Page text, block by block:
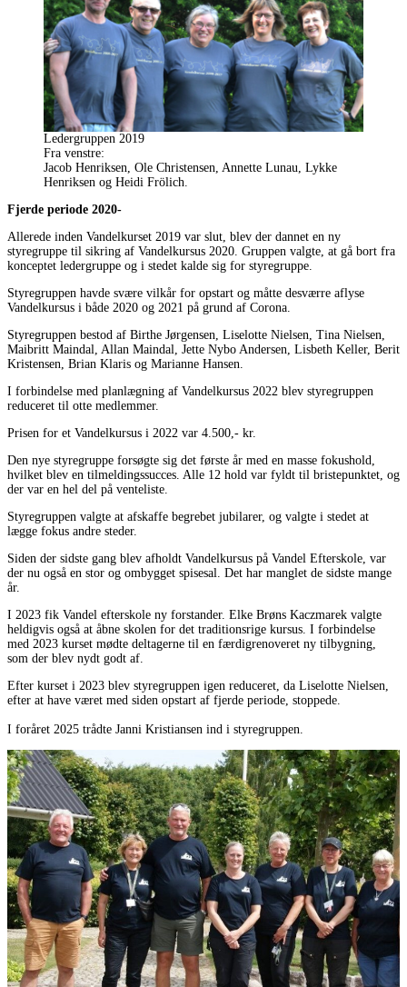
Ledergruppen 2019
Fra venstre:
Jacob Henriksen, Ole Christensen, Annette Lunau, Lykke
Henriksen og Heidi Frölich.
Fjerde periode 2020-
Allerede inden Vandelkurset 2019 var slut, blev der dannet en ny
styregruppe til sikring af Vandelkursus 2020. Gruppen valgte, at gå bort fra
konceptet ledergruppe og i stedet kalde sig for styregruppe.
Styregruppen havde svære vilkår for opstart og måtte desværre aflyse
Vandelkursus i både 2020 og 2021 på grund af Corona.
Styregruppen bestod af Birthe Jørgensen, Liselotte Nielsen, Tina Nielsen,
Maibritt Maindal, Allan Maindal, Jette Nybo Andersen, Lisbeth Keller, Berit
Kristensen, Brian Klaris og Marianne Hansen.
I forbindelse med planlægning af Vandelkursus 2022 blev styregruppen
reduceret til otte medlemmer.
Prisen for et Vandelkursus i 2022 var 4.500,- kr.
Den nye styregruppe forsøgte sig det første år med en masse fokushold,
hvilket blev en tilmeldingssucces. Alle 12 hold var fyldt til bristepunktet, og
der var en hel del på venteliste.
Styregruppen valgte at afskaffe begrebet jubilarer, og valgte i stedet at
lægge fokus andre steder.
Siden der sidste gang blev afholdt Vandelkursus på Vandel Efterskole, var
der nu også en stor og ombygget spisesal. Det har manglet de sidste mange
år.
I 2023 fik Vandel efterskole ny forstander. Elke Brøns Kaczmarek valgte
heldigvis også at åbne skolen for det traditionsrige kursus. I forbindelse
med 2023 kurset mødte deltagerne til en færdigrenoveret ny tilbygning,
som der blev nydt godt af.
Efter kurset i 2023 blev styregruppen igen reduceret, da Liselotte Nielsen,
efter at have været med siden opstart af fjerde periode, stoppede.
I foråret 2025 trådte Janni Kristiansen ind i styregruppen.